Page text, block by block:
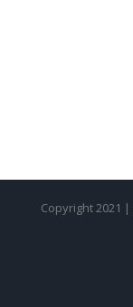
Copyright 2021 |